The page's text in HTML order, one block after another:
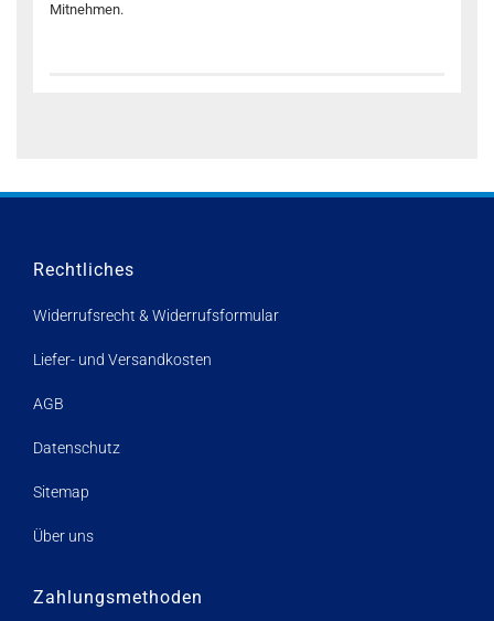
Mitnehmen.
Rechtliches
Widerrufsrecht & Widerrufsformular
Liefer- und Versandkosten
AGB
Datenschutz
Sitemap
Über uns
Zahlungsmethoden